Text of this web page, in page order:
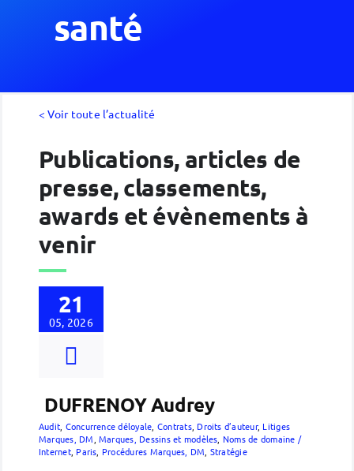
santé
< Voir toute l’actualité
Publications, articles de
presse, classements,
awards et évènements à
venir
21
05, 2026
DUFRENOY Audrey
Audit Concurrence déloyale Contrats, Droits d’auteur, Litiges
Marques, DM Marques, Dessins et modèles Noms de domaine /
Internet, Paris Procédures Marques, DM Stratégie